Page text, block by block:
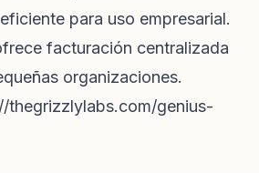
para uso empresarial.
facturación centralizada
organizaciones.
thegrizzlylabs.com/genius-